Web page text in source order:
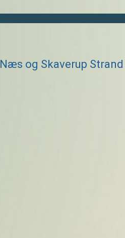
Næs og Skaverup Strand